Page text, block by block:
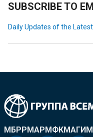
SUBSCRIBE TO
Daily Updates of the
МБРРМАРМФКМАГИ